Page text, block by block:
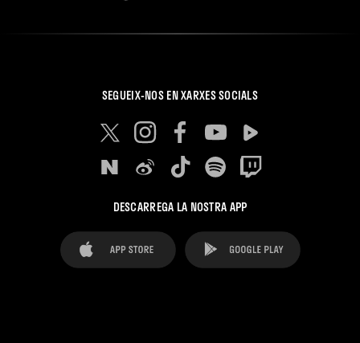
SEGUEIX-NOS EN XARXES SOCIALS
DESCARREGA LA NOSTRA APP